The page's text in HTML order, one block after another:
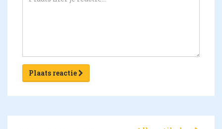
Plaats reactie